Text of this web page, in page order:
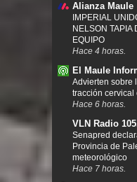
Alianza Maule
IMPERIAL
NELSON TAPIA
EQUIPO
Hace 4 horas.
El Maule
Advierten sobre
tracción cervical
Hace 6 horas.
VLN Radio
Senapred
Provincia de
meteorológico
Hace 7 horas.